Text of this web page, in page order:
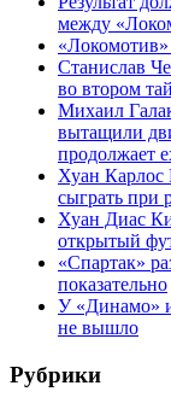
между
Станислав
во втором
Михаил
вытащили
продолжает
Хуан Карлос
сыграть при
Хуан Диас
открытый
«Спартак»
показательно
У «Динамо»
не вышло
Рубрики